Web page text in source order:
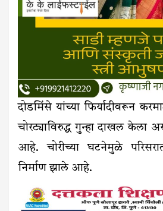
दोडमिंसे यांच्या फिर्यादीवरून
चोरट्याविरुद्ध गुन्हा दाखल केला
आहे. चोरीच्या घटनेमुळे
निर्माण झाले आहे.